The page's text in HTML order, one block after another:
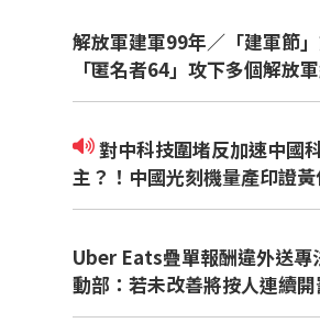
解放軍建軍99年／「建軍節
「匿名者64」攻下多個解放
對中科技圍堵反加速中國科技自
主？！中國光刻機量產印證
點
Uber Eats疊單報酬違外送專
動部：若未改善將按人連續開